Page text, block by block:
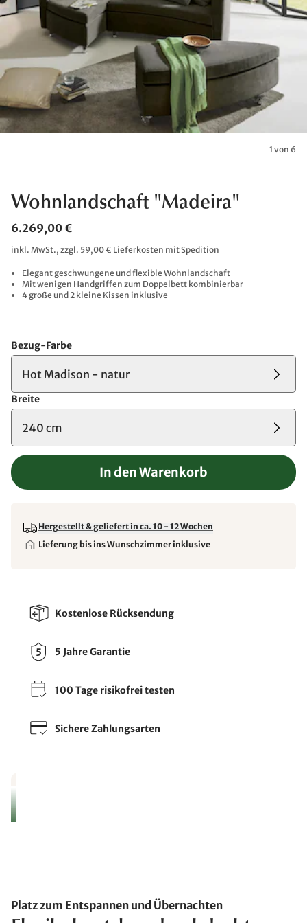
1 von 6
Wohnlandschaft "Madeira"
6.269,00 €
inkl. MwSt., zzgl. 59,00 € Lieferkosten mit Spedition
Elegant geschwungene und flexible Wohnlandschaft
Mit wenigen Handgriffen zum Doppelbett kombinierbar
4 große und 2 kleine Kissen inklusive
Bezug-Farbe
Hot Madison - natur
Breite
240 cm
In den Warenkorb
Hergestellt & geliefert in ca. 10 - 12 Wochen
Lieferung bis ins Wunschzimmer inklusive
Kostenlose Rücksendung
5 Jahre Garantie
100 Tage risikofrei testen
Sichere Zahlungsarten
Platz zum Entspannen und Übernachten